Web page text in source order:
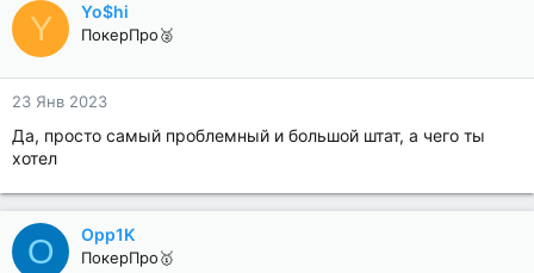
Y Yo$hi
ПокерПро🥈
23 Янв 2023
Да, просто самый проблемный и большой штат, а чего ты
хотел
O Opp1K
ПокерПро🥇